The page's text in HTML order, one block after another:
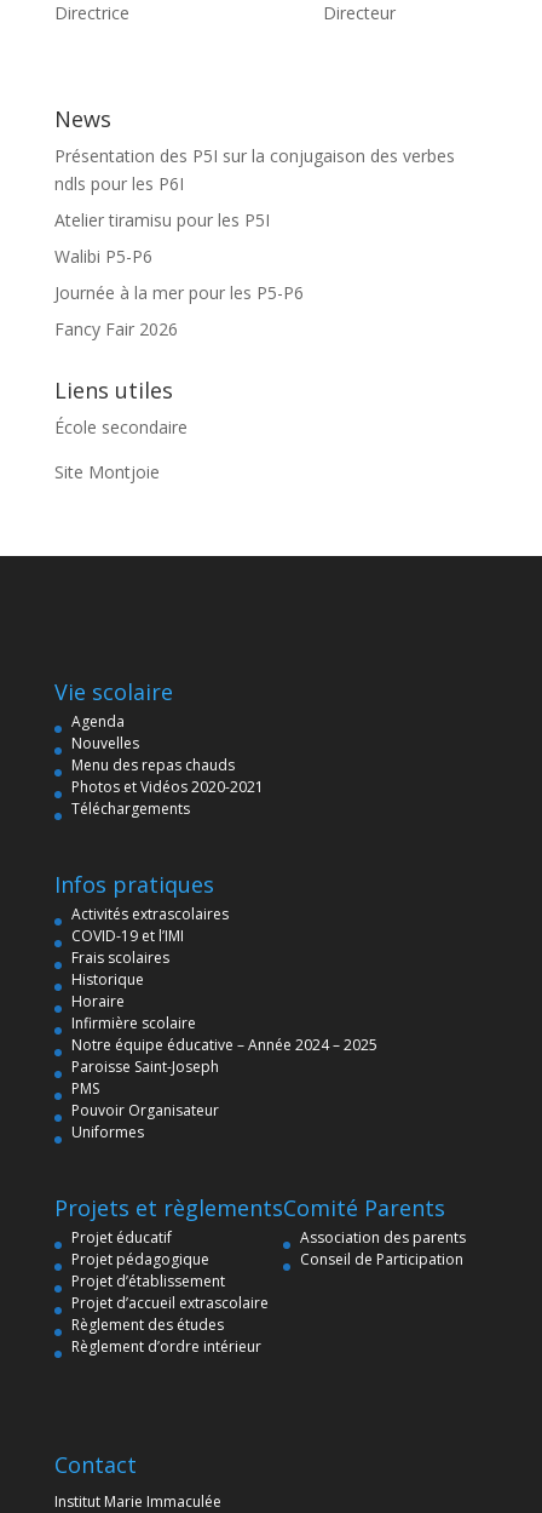
Directrice Directeur
News
Présentation des P5I sur la conjugaison des verbes
ndls pour les P6I
Atelier tiramisu pour les P5I
Walibi P5-P6
Journée à la mer pour les P5-P6
Fancy Fair 2026
Liens utiles
École secondaire
Site Montjoie
Vie scolaire
Agenda
Nouvelles
Menu des repas chauds
Photos et Vidéos 2020-2021
Téléchargements
Infos pratiques
Activités extrascolaires
COVID-19 et l’IMI
Frais scolaires
Historique
Horaire
Infirmière scolaire
Notre équipe éducative – Année 2024 – 2025
Paroisse Saint-Joseph
PMS
Pouvoir Organisateur
Uniformes
Projets et règlements
Projet éducatif
Projet pédagogique
Projet d’établissement
Projet d’accueil extrascolaire
Règlement des études
Règlement d’ordre intérieur
Comité Parents
Association des parents
Conseil de Participation
Contact
Institut Marie Immaculée